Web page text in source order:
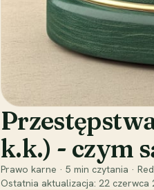
k.k.) - czym
Prawo karne · 5 min czytania ·
Ostatnia aktualizacja: 22 czerwca